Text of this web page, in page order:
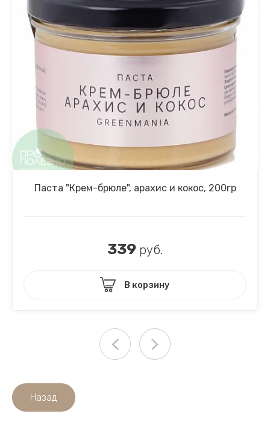
Паста "Крем-брюле", арахис и кокос, 200гр
339 руб.
В корзину
Назад